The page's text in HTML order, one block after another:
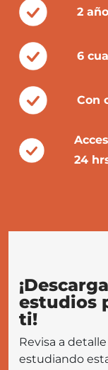
2
6
Con
24
estudios
ti!
Revisa a
estudiando